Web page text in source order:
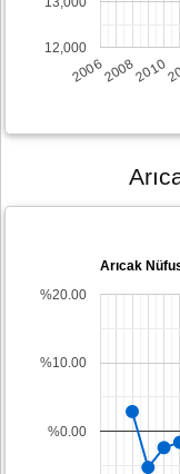
200620082010
12,000
Arıcak
%0.00
%10.00
%20.00